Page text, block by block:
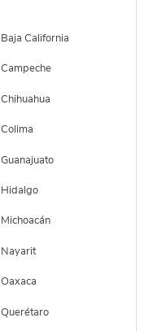
Baja California
Campeche
Chihuahua
Colima
Guanajuato
Hidalgo
Michoacán
Nayarit
Oaxaca
Querétaro